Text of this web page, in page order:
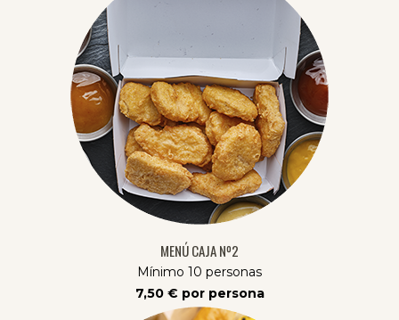
MENÚ CAJA Nº2
Mínimo 10 personas
7,50 € por persona